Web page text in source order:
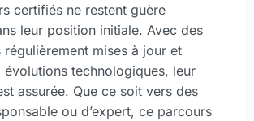
certifiés ne restent guère
leur position initiale. Avec des
mises à jour et
évolutions technologiques, leur
assurée. Que ce soit vers des
ou d’expert, ce parcours